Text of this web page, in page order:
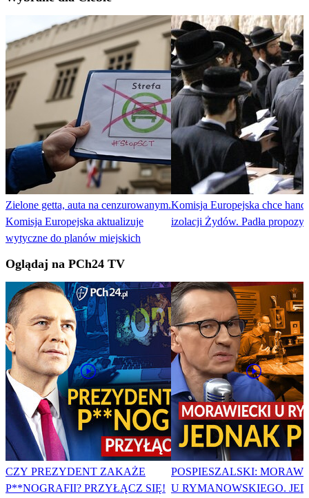
Zielone getta, auta na cenzurowanym.
Komisja Europejska aktualizuje
wytyczne do planów miejskich
Komisja Europejska chce
izolacji Żydów. Padła
Oglądaj na PCh24 TV
CZY PREZYDENT ZAKAŻE
P**NOGRAFII? PRZYŁĄCZ SIĘ!
POSPIESZALSKI:
U RYMANOWSKIEGO.